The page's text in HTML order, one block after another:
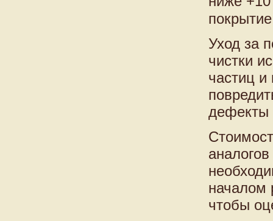
Уход за
чистки
частиц и
дефекты
началом
чтобы